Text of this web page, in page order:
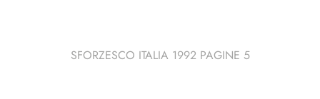
SFORZESCO ITALIA 1992 PAGINE 5